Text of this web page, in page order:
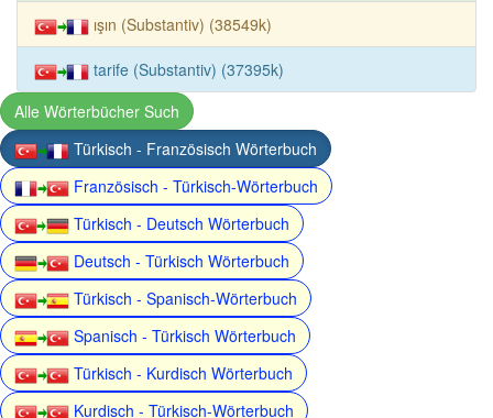
ışın (Substantiv) (38549k)
tarife (Substantiv) (37395k)
Alle Wörterbücher Such
Türkisch - Französisch Wörterbuch
Französisch - Türkisch-Wörterbuch
Türkisch - Deutsch Wörterbuch
Deutsch - Türkisch Wörterbuch
Türkisch - Spanisch-Wörterbuch
Spanisch - Türkisch Wörterbuch
Türkisch - Kurdisch Wörterbuch
Kurdisch - Türkisch-Wörterbuch